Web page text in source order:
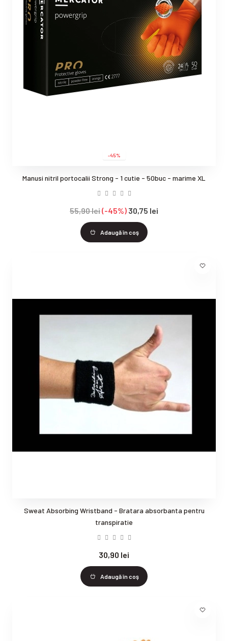
-45%
Manusi nitril portocalii Strong - 1 cutie - 50buc - marime XL
55,90 lei -45% 30,75 lei
Adaugă în coş
Sweat Absorbing Wristband - Bratara absorbanta pentru
transpiratie
30,90 lei
Adaugă în coş